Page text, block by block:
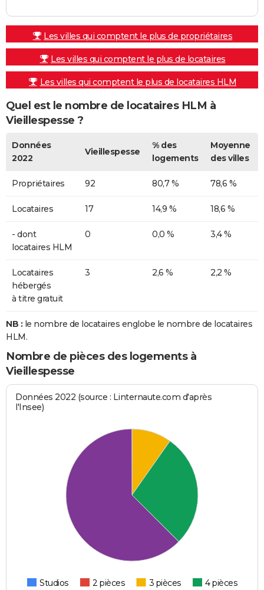
Les villes qui comptent le plus de propriétaires
Les villes qui comptent le plus de locataires
Les villes qui comptent le plus de locataires HLM
Quel est le nombre de locataires HLM à
Vieillespesse ?
Données
2022
Vieillespesse
% des
logements
Moyenne
des villes
Propriétaires 92 80,7 % 78,6 %
Locataires 17 14,9 % 18,6 %
- dont
locataires HLM
0 0,0 % 3,4 %
Locataires
hébergés
à titre gratuit
3 2,6 % 2,2 %
NB : le nombre de locataires englobe le nombre de locataires
HLM.
Nombre de pièces des logements à
Vieillespesse
Données 2022 (source : Linternaute.com d'après
l'Insee)
Studios 2 pièces 3 pièces
4 pièces